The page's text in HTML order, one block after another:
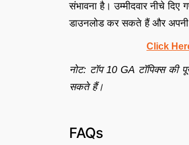
संभावना है। उम्मीदवार नीचे
डाउनलोड कर सकते हैं और
Click
नोट: टॉप 10 GA टॉपिक्स की
सकते हैं।
FAQs